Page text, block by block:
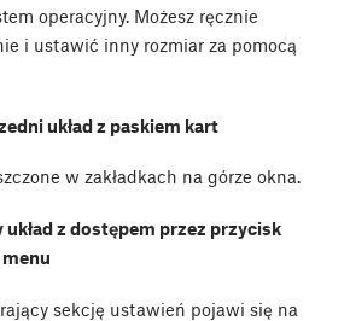
operacyjny. Możesz ręcznie
i ustawić inny rozmiar za pomocą
układ z paskiem kart
w zakładkach na górze okna.
układ z dostępem przez przycisk
sekcję ustawień pojawi się na